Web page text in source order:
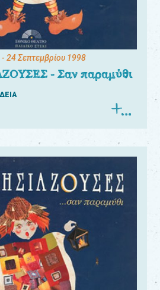
- 24 Σεπτεμβρίου 1998
- Σαν παραμύθι